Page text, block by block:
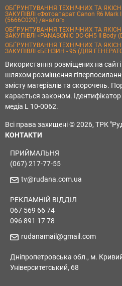
ОБҐРУНТУВАННЯ ТЕХНІЧНИХ ТА
ЗАКУПІВЛІ «Фотоапарат Canon R6 Mark
(5666C029) /аналог»
ОБҐРУНТУВАННЯ ТЕХНІЧНИХ ТА
ЗАКУПІВЛІ «PANASONIC DC-GH5 II Body
ОБҐРУНТУВАННЯ ТЕХНІЧНИХ ТА
ЗАКУПІВЛІ «БЕНЗИН - 95 (ДЛЯ
Використання розміщених на
шляхом розміщення
змісту матеріалів та скорочень.
карається законом. Ідентифікатор
медіа L 10-0062.
Всі права захищені © 2026, ТРК
КОНТАКТИ
ПРИЙМАЛЬНЯ
(067) 217-77-55
tv@rudana.com.ua
РЕКЛАМНІЙ ВІДДІЛ
067 569 66 74
096 891 17 78
rudanamail@gmail.com
Дніпропетровська обл., м.
Університетський, 68